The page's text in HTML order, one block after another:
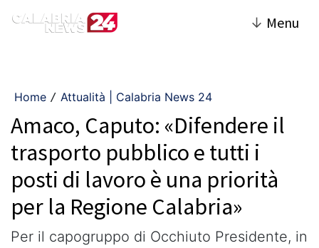
↓ Menu
Home / Attualità | Calabria News 24
Amaco, Caputo: «Difendere il
trasporto pubblico e tutti i
posti di lavoro è una priorità
per la Regione Calabria»
Per il capogruppo di Occhiuto Presidente, in